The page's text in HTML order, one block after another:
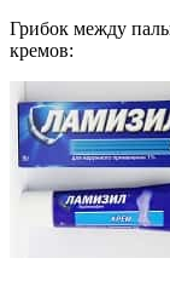
Грибок между
кремов: